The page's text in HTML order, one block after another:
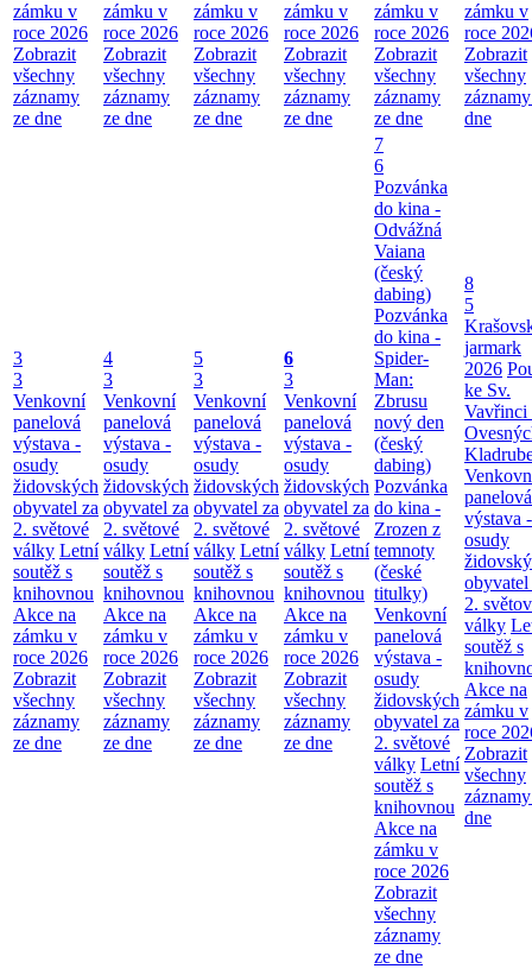
zámku v
roce 2026
Zobrazit
všechny
záznamy
ze dne
zámku v
roce 2026
Zobrazit
všechny
záznamy
ze dne
zámku v
roce 2026
Zobrazit
všechny
záznamy
ze dne
zámku v
roce 2026
Zobrazit
všechny
záznamy
ze dne
zámku v
roce 2026
Zobrazit
všechny
záznamy
ze dne
zámku v
roce
Zobrazit
všechny
dne
3
3
Venkovní
panelová
výstava -
osudy
židovských
obyvatel za
2. světové
války Letní
soutěž s
knihovnou
Akce na
zámku v
roce 2026
Zobrazit
všechny
záznamy
ze dne
4
3
Venkovní
panelová
výstava -
osudy
židovských
obyvatel za
2. světové
války Letní
soutěž s
knihovnou
Akce na
zámku v
roce 2026
Zobrazit
všechny
záznamy
ze dne
5
3
Venkovní
panelová
výstava -
osudy
židovských
obyvatel za
2. světové
války Letní
soutěž s
knihovnou
Akce na
zámku v
roce 2026
Zobrazit
všechny
záznamy
ze dne
6
3
Venkovní
panelová
výstava -
osudy
židovských
obyvatel za
2. světové
války Letní
soutěž s
knihovnou
Akce na
zámku v
roce 2026
Zobrazit
všechny
záznamy
ze dne
7
6
Pozvánka
do kina -
Odvážná
Vaiana
(český
dabing)
Pozvánka
do kina -
Spider-
Man:
Zbrusu
nový den
(český
dabing)
Pozvánka
do kina -
Zrozen z
temnoty
(české
titulky)
Venkovní
panelová
výstava -
osudy
židovských
obyvatel za
2. světové
války Letní
soutěž s
knihovnou
Akce na
zámku v
roce 2026
Zobrazit
všechny
záznamy
ze dne
8
5
jarmark
2026
ke Sv.
Vavřinci
panelová
výstava -
osudy
obyvatel
2.
války
soutěž s
Akce na
zámku v
roce
Zobrazit
všechny
dne